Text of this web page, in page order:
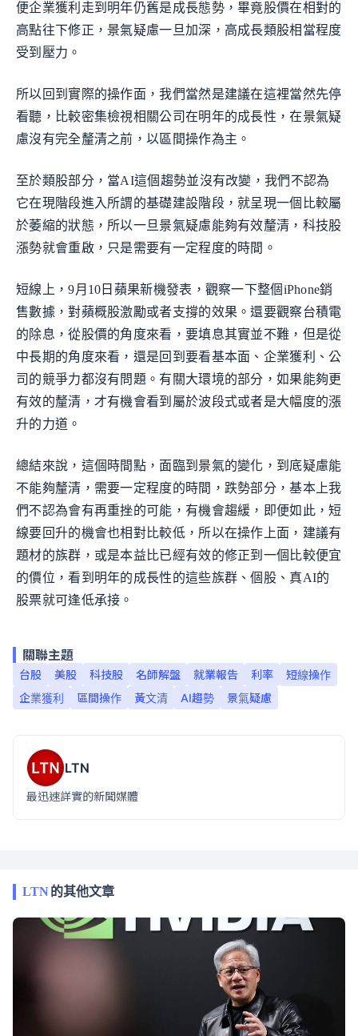
便企業獲利走到明年仍舊是成長態勢，畢竟股價在相對的
高點往下修正，景氣疑慮一旦加深，高成長類股相當程度
受到壓力。
所以回到實際的操作面，我們當然是建議在這裡當然先停
看聽，比較密集檢視相關公司在明年的成長性，在景氣疑
慮沒有完全釐清之前，以區間操作為主。
至於類股部分，當AI這個趨勢並沒有改變，我們不認為
它在現階段進入所謂的基礎建設階段，就呈現一個比較屬
於萎縮的狀態，所以一旦景氣疑慮能夠有效釐清，科技股
漲勢就會重啟，只是需要有一定程度的時間。
短線上，9月10日蘋果新機發表，觀察一下整個iPhone銷
售數據，對蘋概股激勵或者支撐的效果。還要觀察台積電
的除息，從股價的角度來看，要填息其實並不難，但是從
中長期的角度來看，還是回到要看基本面、企業獲利、公
司的競爭力都沒有問題。有關大環境的部分，如果能夠更
有效的釐清，才有機會看到屬於波段式或者是大幅度的漲
升的力道。
總結來說，這個時間點，面臨到景氣的變化，到底疑慮能
不能夠釐清，需要一定程度的時間，跌勢部分，基本上我
們不認為會有再重挫的可能，有機會趨緩，即便如此，短
線要回升的機會也相對比較低，所以在操作上面，建議有
題材的族群，或是本益比已經有效的修正到一個比較便宜
的價位，看到明年的成長性的這些族群、個股、真AI的
股票就可逢低承接。
關聯主題
台股 美股 科技股 名師解盤 就業報告 利率
短線操作
企業獲利
區間操作 黃文清 AI趨勢 景氣疑慮
LTN
最迅速詳實的新聞媒體
LTN的其他文章